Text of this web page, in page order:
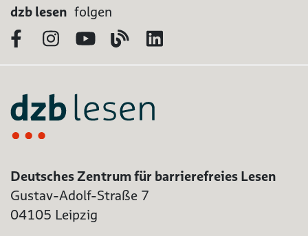
dzb lesen folgen
FacebookInstagram
YouTubeBlog
Deutsches Zentrum für barrierefreies Lesen
Gustav-Adolf-Straße 7
04105 Leipzig